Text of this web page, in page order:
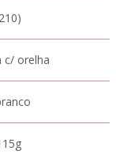
c/ orelha